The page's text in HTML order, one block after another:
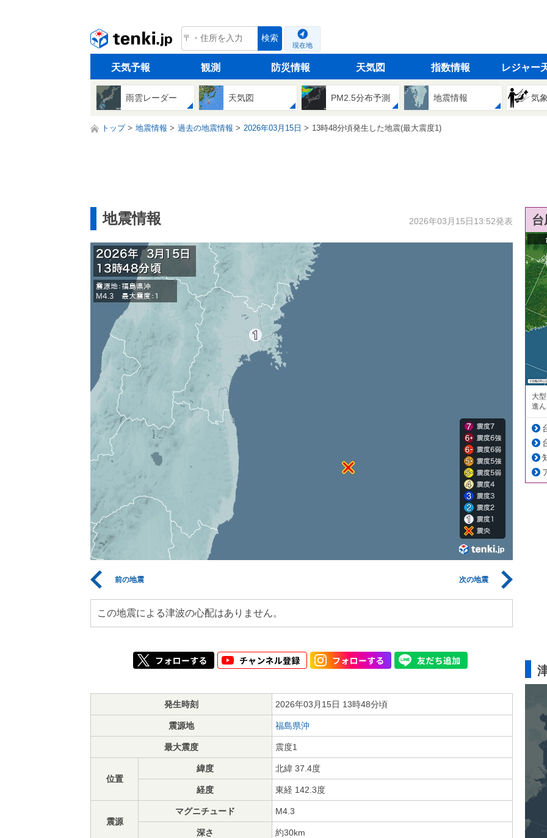
tenki.jp 検索
現在地
天気予報 観測 防災情報 天気図 指数情報 レジャー
雨雲レーダー 天気図 PM2.5分布予測 地震情報 気
トップ 地震情報 過去の地震情報 2026年03月15日 13時48分頃発生した地震(最大震度1)
地震情報 2026年03月15日13:52発表
前の地震 次の地震
この地震による津波の心配はありません。
発生時刻 2026年03月15日 13時48分頃
震源地 福島県沖
最大震度 震度1
位置
緯度 北緯 37.4度
経度 東経 142.3度
震源
マグニチュード M4.3
深さ 約30km
大
進